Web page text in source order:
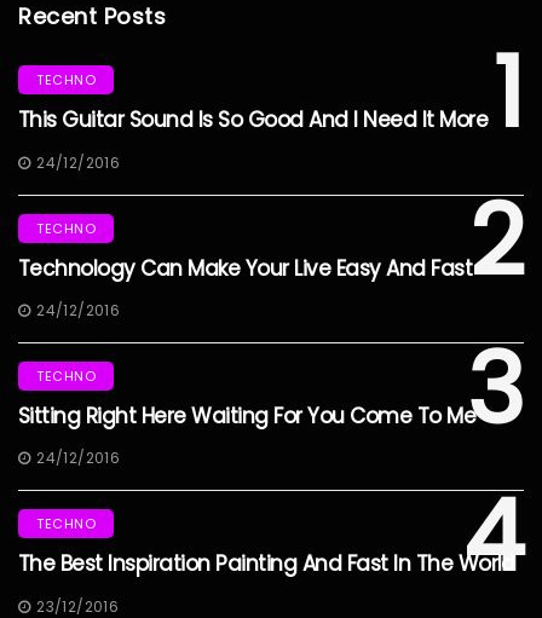
Recent Posts
1
TECHNO
This Guitar Sound Is So Good And I Need It More
24/12/2016
2
TECHNO
Technology Can Make Your Live Easy And Fast
24/12/2016
3
TECHNO
Sitting Right Here Waiting For You Come To Me
24/12/2016
4
TECHNO
The Best Inspiration Painting And Fast In The World
23/12/2016